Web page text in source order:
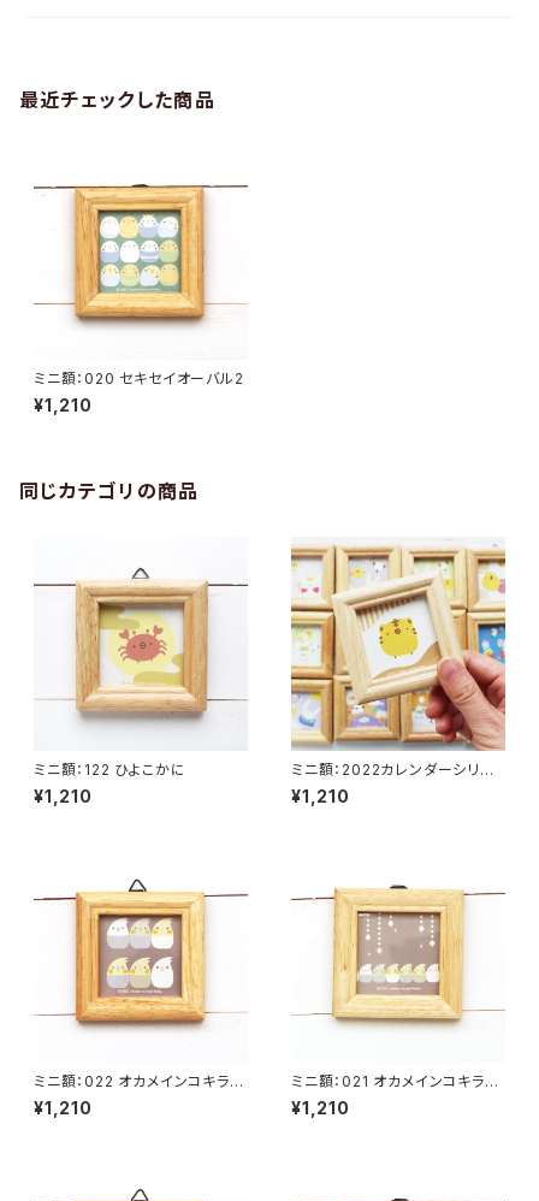
最近チェックした商品
ミニ額：020 セキセイオーバル2
¥1,210
同じカテゴリの商品
ミニ額：122 ひよこかに
¥1,210
ミニ額：2022カレンダーシリー
ズ 101-113（全１３種類）
¥1,210
ミニ額：022 オカメインコキラキ
ラ2
¥1,210
ミニ額：021 オカメインコキラキ
ラ1
¥1,210